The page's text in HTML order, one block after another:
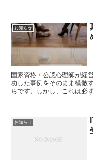
お知らせ
国家資格・公認心理師が経
功した事例をそのまま模倣
ちです。しかし、これは必
お知らせ